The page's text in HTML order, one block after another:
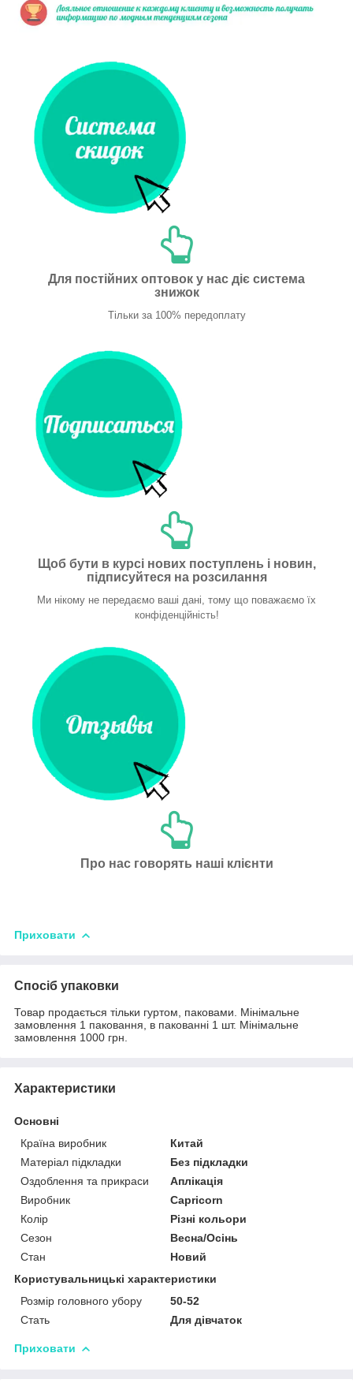
Для постійних оптовок у нас діє система
знижок
Тільки за 100% передоплату
Щоб бути в курсі нових поступлень і новин,
підписуйтеся на розсилання
Ми нікому не передаємо ваші дані, тому що поважаємо їх
конфіденційність!
Про нас говорять наші клієнти
Приховати
Спосіб упаковки
Товар продається тільки гуртом, паковами. Мінімальне
замовлення 1 паковання, в пакованні 1 шт. Мінімальне
замовлення 1000 грн.
Характеристики
Основні
Країна виробник
Китай
Матеріал підкладки
Без підкладки
Оздоблення та прикраси
Аплікація
Виробник
Capricorn
Колір
Різні кольори
Сезон
Весна/Осінь
Стан
Новий
Користувальницькі характеристики
Розмір головного убору
50-52
Стать
Для дівчаток
Приховати